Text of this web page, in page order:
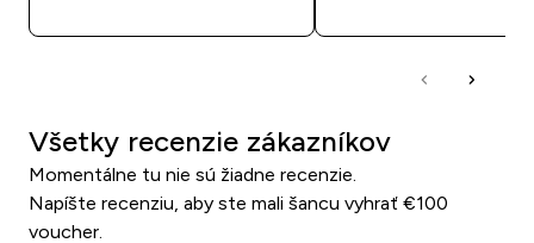
Všetky recenzie zákazníkov
Momentálne tu nie sú žiadne recenzie.
Napíšte recenziu, aby ste mali šancu vyhrať €100
voucher.